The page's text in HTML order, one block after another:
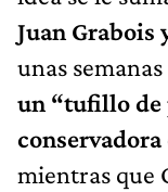
Juan Grabois
unas
un “tufillo de
conservadora
mientras que